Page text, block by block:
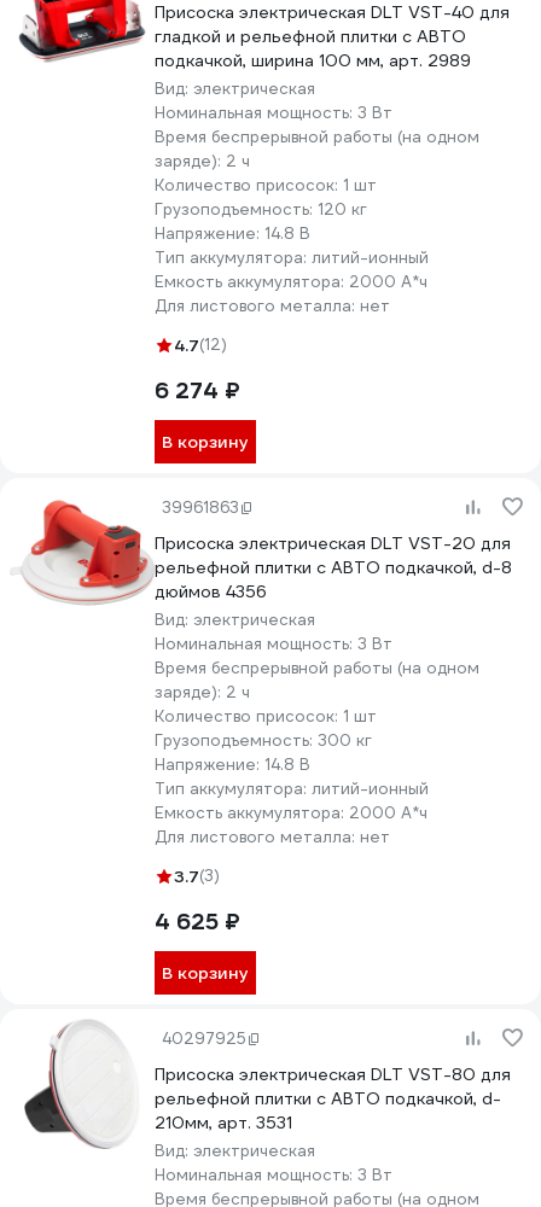
Присоска электрическая DLT VST-40 для
гладкой и рельефной плитки с АВТО
подкачкой, ширина 100 мм, арт. 2989
Вид: электрическая
Номинальная мощность: 3 Вт
Время беспрерывной работы (на одном
заряде): 2 ч
Количество присосок: 1 шт
Грузоподъемность: 120 кг
Напряжение: 14.8 В
Тип аккумулятора: литий-ионный
Емкость аккумулятора: 2000 А*ч
Для листового металла: нет
4.7(12)
6 274 ₽
В корзину
39961863
Присоска электрическая DLT VST-20 для
рельефной плитки с АВТО подкачкой, d-8
дюймов 4356
Вид: электрическая
Номинальная мощность: 3 Вт
Время беспрерывной работы (на одном
заряде): 2 ч
Количество присосок: 1 шт
Грузоподъемность: 300 кг
Напряжение: 14.8 В
Тип аккумулятора: литий-ионный
Емкость аккумулятора: 2000 А*ч
Для листового металла: нет
3.7(3)
4 625 ₽
В корзину
40297925
Присоска электрическая DLT VST-80 для
рельефной плитки с АВТО подкачкой, d-
210мм, арт. 3531
Вид: электрическая
Номинальная мощность: 3 Вт
Время беспрерывной работы (на одном